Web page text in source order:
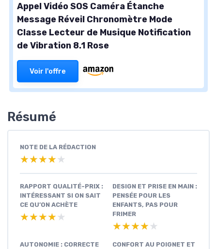
Appel Vidéo SOS Caméra Étanche
Message Réveil Chronomètre Mode
Classe Lecteur de Musique Notification
de Vibration 8.1 Rose
Voir l'offre
Résumé
NOTE DE LA RÉDACTION
★★★★★
★★★★★
RAPPORT QUALITÉ-PRIX :
INTÉRESSANT SI ON SAIT
CE QU’ON ACHÈTE
★★★★★
★★★★★
DESIGN ET PRISE EN MAIN :
PENSÉE POUR LES
ENFANTS, PAS POUR
FRIMER
★★★★★
★★★★★
AUTONOMIE : CORRECTE
CONFORT AU POIGNET ET